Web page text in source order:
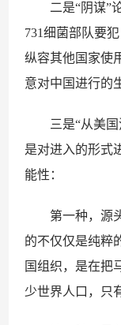
二是“阴谋”
731细菌部队要
纵容其他国家使
意对中国进行的
三是“从美
是对进入的形式
能性：
第一种，源
的不仅仅是纯粹
国组织，是在把
少世界人口，只